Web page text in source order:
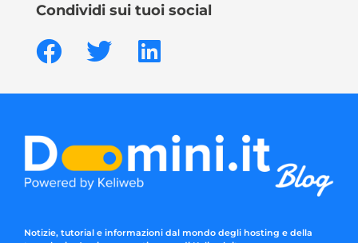
Condividi sui tuoi social
Notizie, tutorial e informazioni dal mondo degli hosting e della